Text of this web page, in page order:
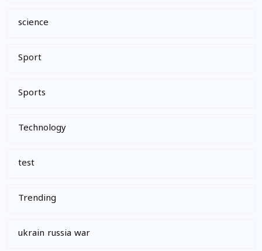
science
Sport
Sports
Technology
test
Trending
ukrain russia war